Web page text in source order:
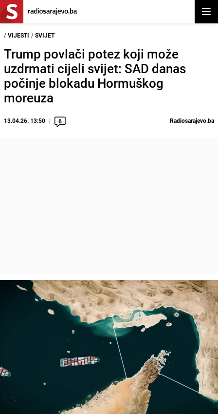
/ VIJESTI / SVIJET
Trump povlači potez koji može
uzdrmati cijeli svijet: SAD danas
počinje blokadu Hormuškog
moreuza
13.04.26. 13:50 6 Radiosarajevo.ba